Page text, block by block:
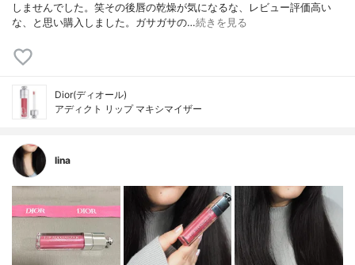
しませんでした。笑その後唇の乾燥が気になるな、レビュー評価高い
な、と思い購入しました。ガサガサの…続きを見る
Dior(ディオール)
アディクト リップ マキシマイザー
lina